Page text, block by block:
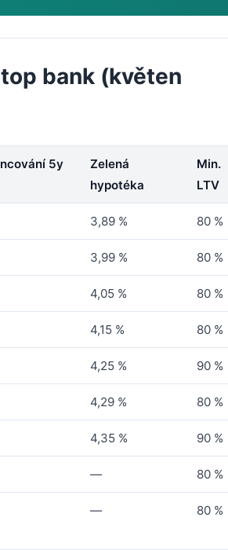
bank (květen
5y
Zelená
hypotéka
Min.
LTV
3,89 % 80 %
3,99 % 80 %
4,05 % 80 %
4,15 % 80 %
4,25 % 90 %
4,29 % 80 %
4,35 % 90 %
— 80 %
— 80 %